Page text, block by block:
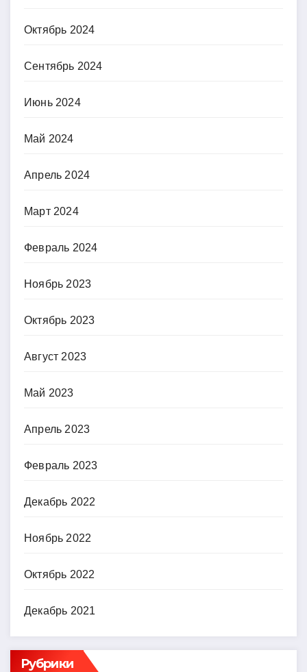
Октябрь 2024
Сентябрь 2024
Июнь 2024
Май 2024
Апрель 2024
Март 2024
Февраль 2024
Ноябрь 2023
Октябрь 2023
Август 2023
Май 2023
Апрель 2023
Февраль 2023
Декабрь 2022
Ноябрь 2022
Октябрь 2022
Декабрь 2021
Рубрики